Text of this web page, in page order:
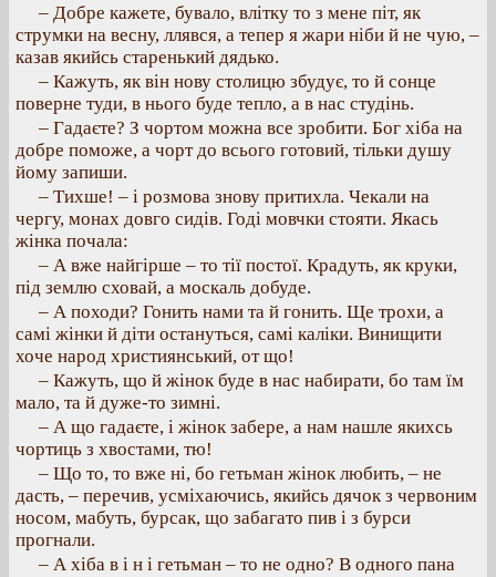
– Добре кажете, бувало, влітку то з мене піт, як
струмки на весну, ллявся, а тепер я жари ніби й не чую, –
казав якийсь старенький дядько.
– Кажуть, як він нову столицю збудує, то й сонце
поверне туди, в нього буде тепло, а в нас студінь.
– Гадаєте? З чортом можна все зробити. Бог хіба на
добре поможе, а чорт до всього готовий, тільки душу
йому запиши.
– Тихше! – і розмова знову притихла. Чекали на
чергу, монах довго сидів. Годі мовчки стояти. Якась
жінка почала:
– А вже найгірше – то тії постої. Крадуть, як круки,
під землю сховай, а москаль добуде.
– А походи? Гонить нами та й гонить. Ще трохи, а
самі жінки й діти остануться, самі каліки. Винищити
хоче народ християнський, от що!
– Кажуть, що й жінок буде в нас набирати, бо там їм
мало, та й дуже-то зимні.
– А що гадаєте, і жінок забере, а нам нашле якихсь
чортиць з хвостами, тю!
– Що то, то вже ні, бо гетьман жінок любить, – не
дасть, – перечив, усміхаючись, якийсь дячок з червоним
носом, мабуть, бурсак, що забагато пив і з бурси
прогнали.
– А хіба в і н і гетьман – то не одно? В одного пана